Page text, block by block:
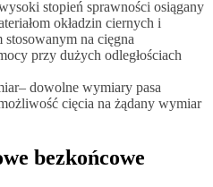
stopień sprawności osiągany
okładzin ciernych i
stosowanym na cięgna
przy dużych odległościach
– dowolne wymiary pasa
cięcia na żądany wymiar
bezkońcowe